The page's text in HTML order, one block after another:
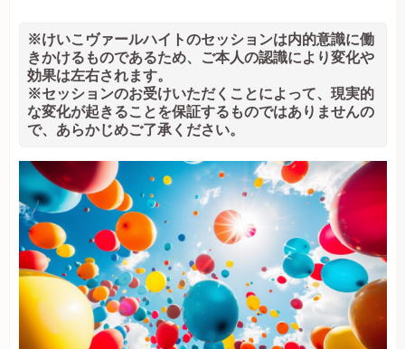
※けいこヴァールハイトのセッションは内的意識に働
きかけるものであるため、ご本人の認識により変化や
効果は左右されます。
※セッションのお受けいただくことによって、現実的
な変化が起きることを保証するものではありませんの
で、あらかじめご了承ください。